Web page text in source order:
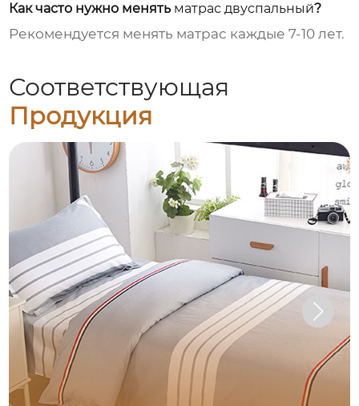
Как часто нужно менять матрас двуспальный?
Рекомендуется менять матрас каждые 7-10 лет.
Соответствующая
Продукция